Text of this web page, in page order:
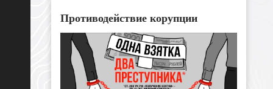
Противодействие корупции